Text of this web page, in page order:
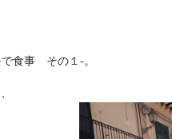
食事 その１‐。